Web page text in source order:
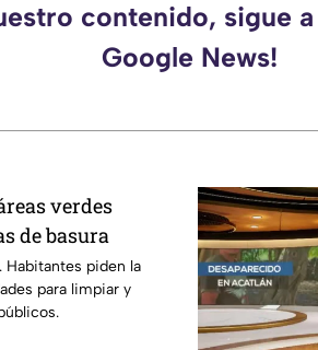
contenido, sigue
Google News!
verdes
de basura
Habitantes piden la
para limpiar y